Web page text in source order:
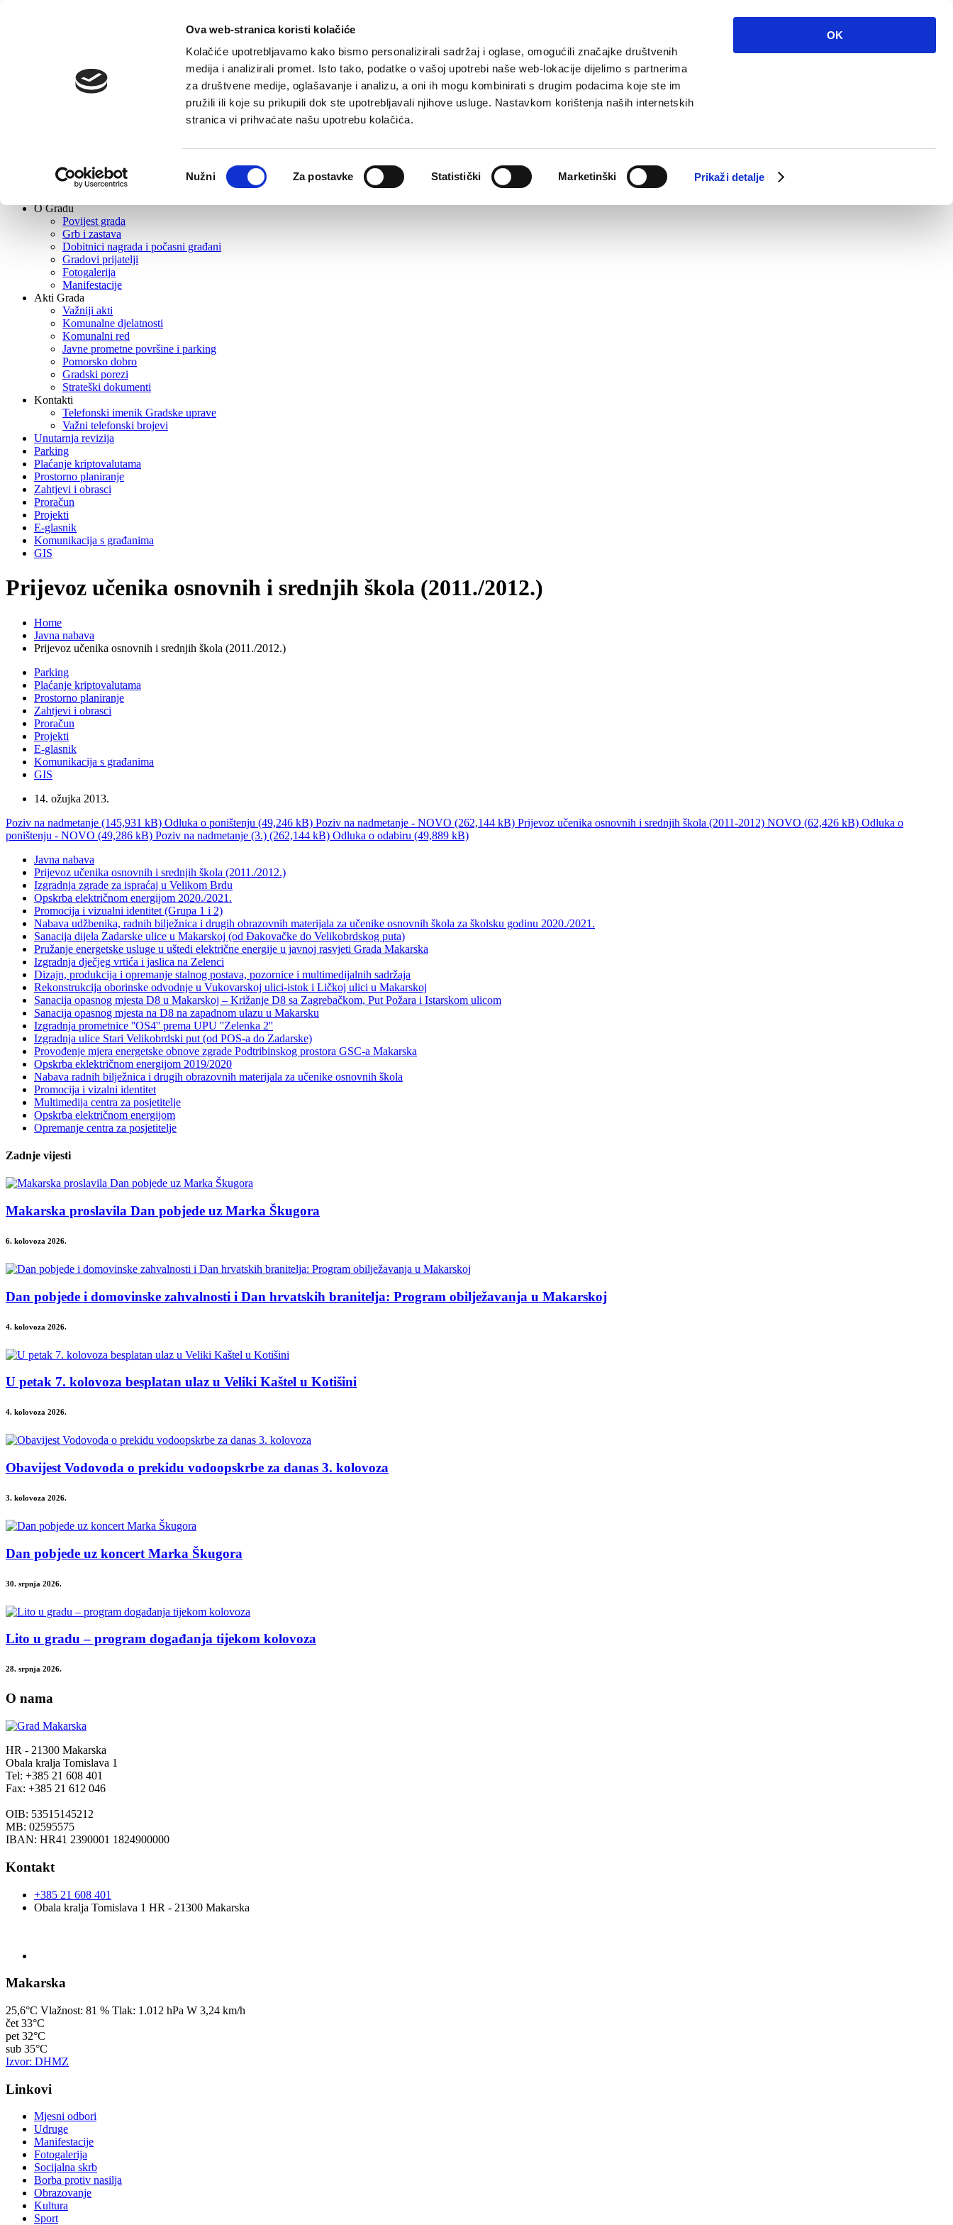
Ova web-stranica koristi kolačiće
Kolačiće upotrebljavamo kako bismo personalizirali sadržaj i oglase, omogućili značajke društvenih
medija i analizirali promet. Isto tako, podatke o vašoj upotrebi naše web-lokacije dijelimo s partnerima
za društvene medije, oglašavanje i analizu, a oni ih mogu kombinirati s drugim podacima koje ste im
pružili ili koje su prikupili dok ste upotrebljavali njihove usluge. Nastavkom korištenja naših internetskih
stranica vi prihvaćate našu upotrebu kolačića.
pristanka
Nužni Za postavke Statistički Marketinški Prikaži detalje
OK
Gradska uprava
Tvrtke
Ustanove
O Gradu
Povijest grada
Grb i zastava
Dobitnici nagrada i počasni građani
Gradovi prijatelji
Fotogalerija
Manifestacije
Akti Grada
Važniji akti
Komunalne djelatnosti
Komunalni red
Javne prometne površine i parking
Pomorsko dobro
Gradski porezi
Strateški dokumenti
Kontakti
Telefonski imenik Gradske uprave
Važni telefonski brojevi
Unutarnja revizija
Parking
Plaćanje kriptovalutama
Prostorno planiranje
Zahtjevi i obrasci
Proračun
Projekti
E-glasnik
Komunikacija s građanima
GIS
Prijevoz učenika osnovnih i srednjih škola (2011./2012.)
Home
Javna nabava
Prijevoz učenika osnovnih i srednjih škola (2011./2012.)
Parking
Plaćanje kriptovalutama
Prostorno planiranje
Zahtjevi i obrasci
Proračun
Projekti
E-glasnik
Komunikacija s građanima
GIS
14. ožujka 2013.
Poziv na nadmetanje (145,931 kB) Odluka o poništenju (49,246 kB) Poziv na nadmetanje - NOVO (262,144 kB) Prijevoz učenika osnovnih i srednjih škola (2011-2012) NOVO (62,426 kB) Odluka o
poništenju - NOVO (49,286 kB) Poziv na nadmetanje (3.) (262,144 kB) Odluka o odabiru (49,889 kB)
Javna nabava
Prijevoz učenika osnovnih i srednjih škola (2011./2012.)
Izgradnja zgrade za ispraćaj u Velikom Brdu
Opskrba električnom energijom 2020./2021.
Promocija i vizualni identitet (Grupa 1 i 2)
Nabava udžbenika, radnih bilježnica i drugih obrazovnih materijala za učenike osnovnih škola za školsku godinu 2020./2021.
Sanacija dijela Zadarske ulice u Makarskoj (od Đakovačke do Velikobrdskog puta)
Pružanje energetske usluge u uštedi električne energije u javnoj rasvjeti Grada Makarska
Izgradnja dječjeg vrtića i jaslica na Zelenci
Dizajn, produkcija i opremanje stalnog postava, pozornice i multimedijalnih sadržaja
Rekonstrukcija oborinske odvodnje u Vukovarskoj ulici-istok i Ličkoj ulici u Makarskoj
Sanacija opasnog mjesta D8 u Makarskoj – Križanje D8 sa Zagrebačkom, Put Požara i Istarskom ulicom
Sanacija opasnog mjesta na D8 na zapadnom ulazu u Makarsku
Izgradnja prometnice ''OS4'' prema UPU ''Zelenka 2''
Izgradnja ulice Stari Velikobrdski put (od POS-a do Zadarske)
Provođenje mjera energetske obnove zgrade Podtribinskog prostora GSC-a Makarska
Opskrba eklektričnom energijom 2019/2020
Nabava radnih bilježnica i drugih obrazovnih materijala za učenike osnovnih škola
Promocija i vizalni identitet
Multimedija centra za posjetitelje
Opskrba električnom energijom
Opremanje centra za posjetitelje
Zadnje vijesti
Makarska proslavila Dan pobjede uz Marka Škugora
6. kolovoza 2026.
Dan pobjede i domovinske zahvalnosti i Dan hrvatskih branitelja: Program obilježavanja u Makarskoj
4. kolovoza 2026.
U petak 7. kolovoza besplatan ulaz u Veliki Kaštel u Kotišini
4. kolovoza 2026.
Obavijest Vodovoda o prekidu vodoopskrbe za danas 3. kolovoza
3. kolovoza 2026.
Dan pobjede uz koncert Marka Škugora
30. srpnja 2026.
Lito u gradu – program događanja tijekom kolovoza
28. srpnja 2026.
O nama
HR - 21300 Makarska
Obala kralja Tomislava 1
Tel: +385 21 608 401
Fax: +385 21 612 046
OIB: 53515145212
MB: 02595575
IBAN: HR41 2390001 1824900000
Kontakt
+385 21 608 401
Obala kralja Tomislava 1 HR - 21300 Makarska
Makarska
25,6°C Vlažnost: 81 % Tlak: 1.012 hPa W 3,24 km/h
čet 33°C
pet 32°C
sub 35°C
Izvor: DHMZ
Linkovi
Mjesni odbori
Udruge
Manifestacije
Fotogalerija
Socijalna skrb
Borba protiv nasilja
Obrazovanje
Kultura
Sport